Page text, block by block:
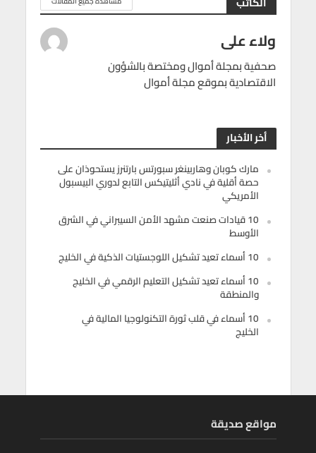
ولاء على
صحفية بمجلة أموال ومختصة بالشؤون
الاقتصادية بموقع مجلة أموال
أخر الأخبار
مارك كوبان وهاربينغر سبورتس بارتنرز يستحوذان على
حصة أقلية في نادي أثليتيكس التابع لدوري البيسبول
الأمريكي
10 قيادات صنعت مشهد الأمن السيبراني في الشرق
الأوسط
10 أسماء تعيد تشكيل اللوجستيات الذكية في الخليج
10 أسماء تعيد تشكيل التعليم الرقمي في الخليج
والمنطقة
10 أسماء في قلب ثورة التكنولوجيا المالية في
الخليج
مواقع صديقة